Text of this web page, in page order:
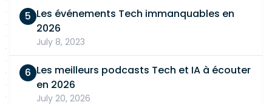
Les événements Tech immanquables en
2026
July 8, 2023
Les meilleurs podcasts Tech et IA à écouter
en 2026
July 20, 2026